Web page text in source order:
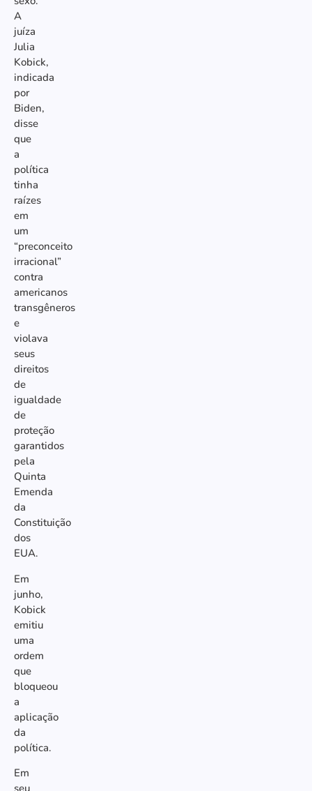
A
juíza
Julia
Kobick,
indicada
por
Biden,
disse
que
a
política
tinha
raízes
em
um
“preconceito
irracional”
contra
americanos
transgêneros
e
violava
seus
direitos
de
igualdade
de
proteção
garantidos
pela
Quinta
Emenda
da
Constituição
dos
EUA.
Em
junho,
Kobick
emitiu
uma
ordem
que
bloqueou
a
aplicação
da
política.
Em